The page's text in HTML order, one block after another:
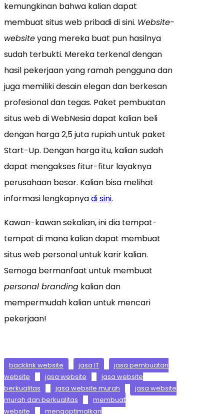
kemungkinan bahwa kalian dapat
membuat situs web pribadi di sini. Website-
websiteyang mereka buat pun hasilnya
sudah terbukti. Mereka terkenal dengan
hasil pekerjaan yang ramah pengguna dan
juga memiliki desain elegan dan berkesan
profesional dan tegas. Paket pembuatan
situs web di WebNesia dapat kalian beli
dengan harga 2,5 juta rupiah untuk paket
Start-Up. Dengan harga itu, kalian sudah
dapat mengakses fitur-fitur layaknya
perusahaan besar. Kalian bisa melihat
informasi lengkapnyadi sini.
Kawan-kawan sekalian, ini dia tempat-
tempat di mana kalian dapat membuat
situs web personal untuk karir kalian.
Semoga bermanfaat untuk membuat
personal branding kalian dan
mempermudah kalian untuk mencari
pekerjaan!
backlink website jasa IT
jasa pembuatan
website
jasa website
jasa website
berkualitas
jasa website murah
jasa website
murah dan berkualitas
membuat
website
mengoptimalkan